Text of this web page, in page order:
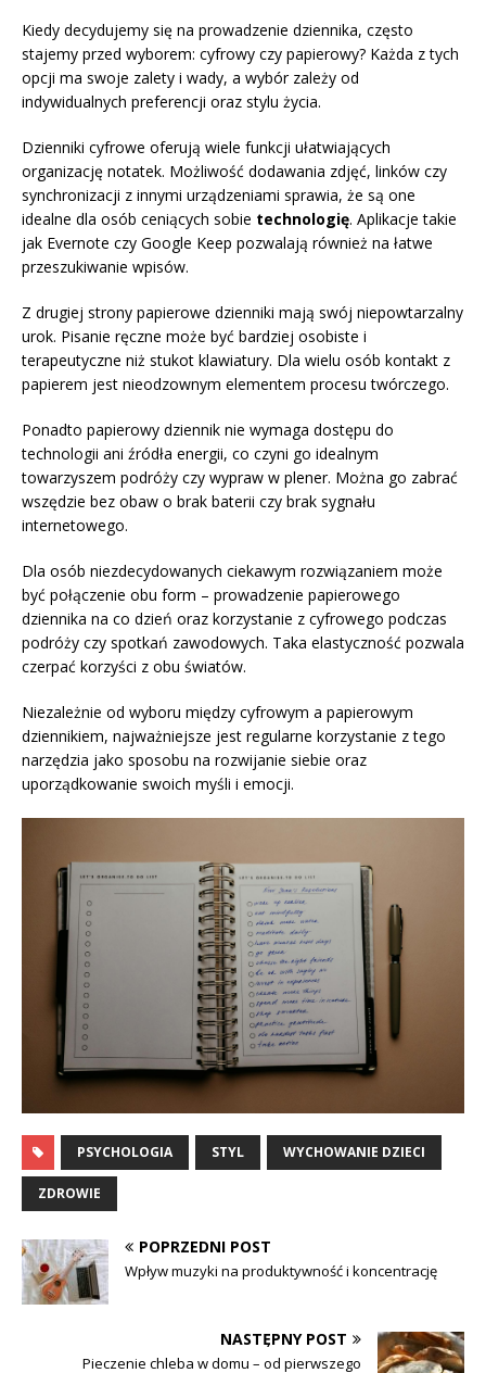
Kiedy decydujemy się na prowadzenie dziennika, często
stajemy przed wyborem: cyfrowy czy papierowy? Każda z tych
opcji ma swoje zalety i wady, a wybór zależy od
indywidualnych preferencji oraz stylu życia.
Dzienniki cyfrowe oferują wiele funkcji ułatwiających
organizację notatek. Możliwość dodawania zdjęć, linków czy
synchronizacji z innymi urządzeniami sprawia, że są one
idealne dla osób ceniących sobie technologię. Aplikacje takie
jak Evernote czy Google Keep pozwalają również na łatwe
przeszukiwanie wpisów.
Z drugiej strony papierowe dzienniki mają swój niepowtarzalny
urok. Pisanie ręczne może być bardziej osobiste i
terapeutyczne niż stukot klawiatury. Dla wielu osób kontakt z
papierem jest nieodzownym elementem procesu twórczego.
Ponadto papierowy dziennik nie wymaga dostępu do
technologii ani źródła energii, co czyni go idealnym
towarzyszem podróży czy wypraw w plener. Można go zabrać
wszędzie bez obaw o brak baterii czy brak sygnału
internetowego.
Dla osób niezdecydowanych ciekawym rozwiązaniem może
być połączenie obu form – prowadzenie papierowego
dziennika na co dzień oraz korzystanie z cyfrowego podczas
podróży czy spotkań zawodowych. Taka elastyczność pozwala
czerpać korzyści z obu światów.
Niezależnie od wyboru między cyfrowym a papierowym
dziennikiem, najważniejsze jest regularne korzystanie z tego
narzędzia jako sposobu na rozwijanie siebie oraz
uporządkowanie swoich myśli i emocji.
PSYCHOLOGIA STYL WYCHOWANIE DZIECI
ZDROWIE
POPRZEDNI POST
Wpływ muzyki na produktywność i koncentrację
NASTĘPNY POST
Pieczenie chleba w domu – od pierwszego